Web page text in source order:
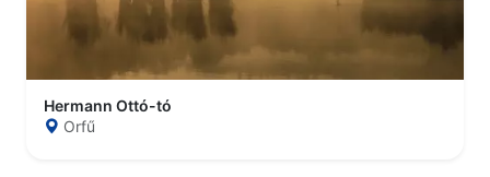
Hermann Ottó-tó
Orfű